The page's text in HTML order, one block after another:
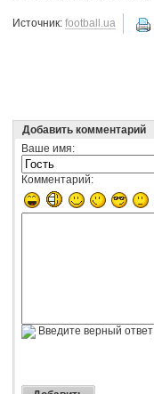
Источник: football.ua
Добавить комментарий
Ваше имя:
Комментарий:
Введите верный ответ